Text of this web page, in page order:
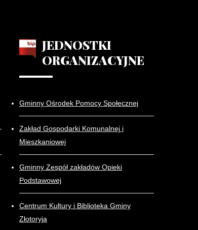
JEDNOSTKI
ORGANIZACYJNE
Gminny Ośrodek Pomocy Społecznej
Zakład Gospodarki Komunalnej i
Mieszkaniowej
Gminny Zespół zakładów Opieki
Podstawowej
Centrum Kultury i Biblioteka Gminy
Złotoryja